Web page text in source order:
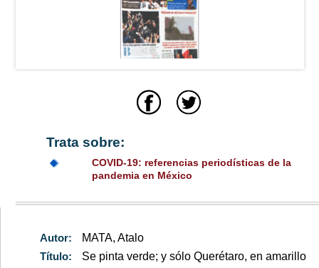
Trata sobre:
COVID-19: referencias periodísticas de la
pandemia en México
Autor:
MATA, Atalo
Título:
Se pinta verde; y sólo Querétaro, en amarillo